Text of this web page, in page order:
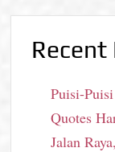
Recent
Puisi-
Quotes
Jalan